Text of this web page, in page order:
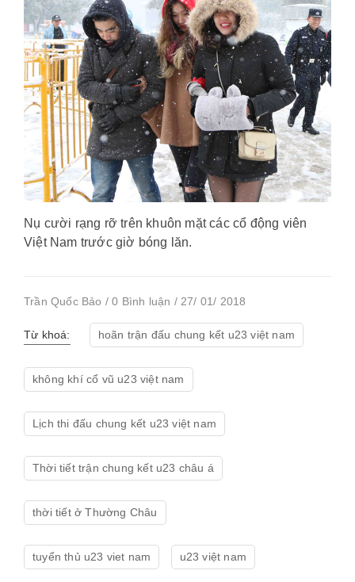
Nụ cười rạng rỡ trên khuôn mặt các cổ động viên
Việt Nam trước giờ bóng lăn.
Trần Quốc Bảo / 0 Bình luận / 27/ 01/ 2018
Từ khoá: hoãn trận đấu chung kết u23 việt nam
không khí cổ vũ u23 việt nam
Lịch thi đấu chung kết u23 việt nam
Thời tiết trận chung kết u23 châu á
thời tiết ở Thường Châu
tuyển thủ u23 viet nam u23 việt nam